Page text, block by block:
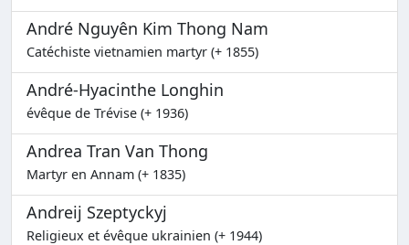
André Nguyên Kim Thong Nam
Catéchiste vietnamien martyr (+ 1855)
André-Hyacinthe Longhin
évêque de Trévise (+ 1936)
Andrea Tran Van Thong
Martyr en Annam (+ 1835)
Andreij Szeptyckyj
Religieux et évêque ukrainien (+ 1944)